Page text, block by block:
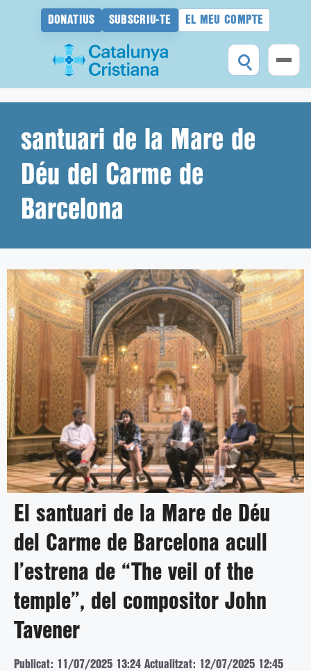
DONATIUS SUBSCRIU-TE EL MEU COMPTE
contingutsantuari de la Mare de
Déu del Carme de
Barcelona
El santuari de la Mare de Déu
del Carme de Barcelona acull
l’estrena de “The veil of the
temple”, del compositor John
Tavener
Publicat: 11/07/2025 13:24 Actualitzat: 12/07/2025 12:45